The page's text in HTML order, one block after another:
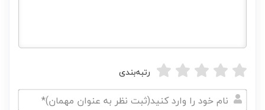
رتبه‌بندی